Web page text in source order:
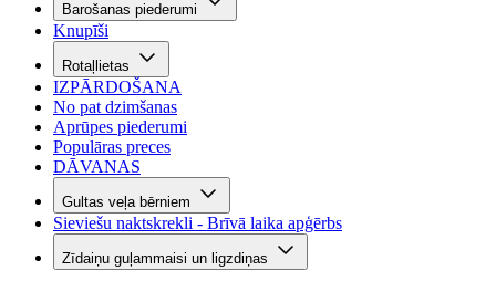
Barošanas piederumi
Knupīši
Rotaļlietas
IZPĀRDOŠANA
No pat dzimšanas
Aprūpes piederumi
Populāras preces
DĀVANAS
Gultas veļa bērniem
Sieviešu naktskrekli - Brīvā laika apģērbs
Zīdaiņu guļammaisi un ligzdiņas